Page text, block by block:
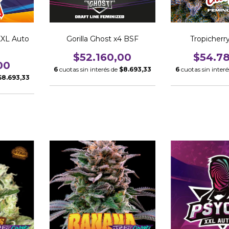
Auto Gorilla Ghost x4 BSF
$52.160,00
6 cuotas sin interés de $8.693,33 6 cuotas sin